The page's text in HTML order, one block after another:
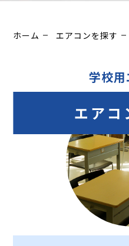
エアコ
ホーム エアコンを探す
学校